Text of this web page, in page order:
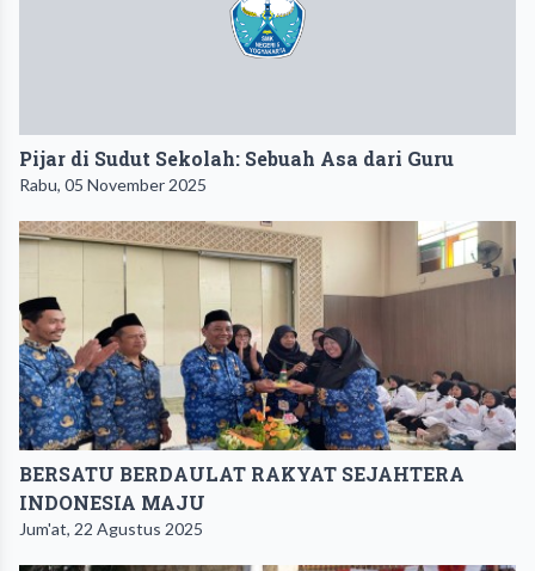
Pijar di Sudut Sekolah: Sebuah Asa dari Guru
Rabu, 05 November 2025
BERSATU BERDAULAT RAKYAT SEJAHTERA
INDONESIA MAJU
Jum'at, 22 Agustus 2025